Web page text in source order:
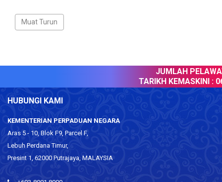
JUMLAH
TARIKH KEMASKINI :
HUBUNGI KAMI
KEMENTERIAN PERPADUAN NEGARA
Aras 5 - 10, Blok F9, Parcel F,
Lebuh Perdana Timur,
Presint 1, 62000 Putrajaya, MALAYSIA